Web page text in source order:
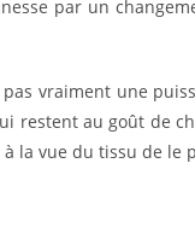
par un
vraiment une
restent au goût de
la vue du tissu de le